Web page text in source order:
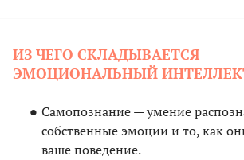
ИЗ ЧЕГО СКЛАДЫВАЕТСЯ
ЭМОЦИОНАЛЬНЫЙ
Самопознание — умение
собственные эмоции и то, как
ваше поведение.